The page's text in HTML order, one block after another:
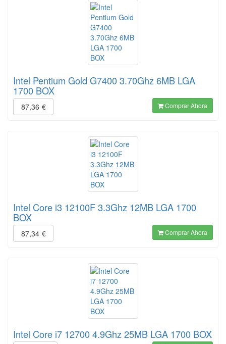
Intel Pentium Gold G7400 3.70Ghz 6MB LGA
1700 BOX
87,36 € Comprar Ahora
Intel Core i3 12100F 3.3Ghz 12MB LGA 1700
BOX
87,34 € Comprar Ahora
Intel Core i7 12700 4.9Ghz 25MB LGA 1700 BOX